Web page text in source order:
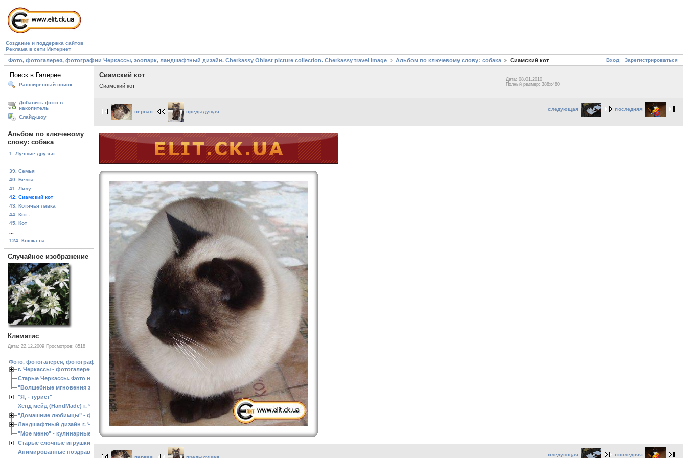
Создание и поддержка сайтов
Реклама в сети Интернет
Вход
Зарегистрироваться
Фото, фотогалерея, фотографии Черкассы, зоопарк, ландшафтный дизайн. Cherkassy Oblast picture collection. Cherkassy travel image Альбом по ключевому слову: собака Сиамский кот
Расширенный поиск
Добавить фото в
накопитель
Слайд-шоу
Альбом по ключевому
слову: собака
1. Лучшие друзья
39. Семья
40. Белка
41. Лилу
42. Сиамский кот
43. Котячья лавка
44. Кот -...
45. Кот
124. Кошка на...
Случайное изображение
Клематис
Дата: 22.12.2009 Просмотров: 8518
Фото, фотогалерея, фотографии Черкассы, зоопарк, ландшафтный дизайн. Cherkassy Oblast picture collection. Cherkassy travel image
г. Черкассы - фотогалерея
Старые Черкассы. Фото начало ХХ ст.
"Волшебные мгновения зимы"
"Я, - турист"
Хенд мейд (HandMade) г. Черкассы, - изделия ручной работы
"Домашние любимцы" - фото
Ландшафтный дизайн г. Черкассы
"Мое меню" - кулинарные рецепты
Старые елочные игрушки
Анимированные поздравления с Новым 2013 годом
Сиамский кот
Сиамский кот
Дата: 08.01.2010
Полный размер: 388x480
следующая последняя
первая предыдущая
следующая последняя